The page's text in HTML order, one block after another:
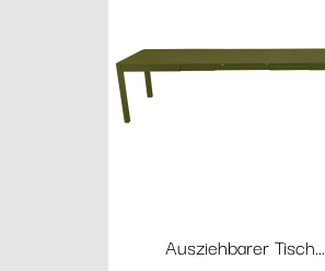
Ausziehbarer Tisch...